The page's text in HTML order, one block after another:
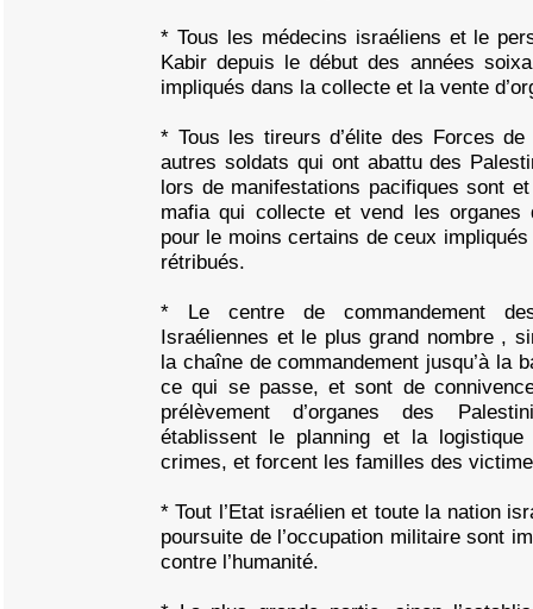
* Tous les médecins israéliens et le
Kabir depuis le début des années
impliqués dans la collecte et la vente
* Tous les tireurs d’élite des Forces
autres soldats qui ont abattu des
lors de manifestations pacifiques sont
mafia qui collecte et vend les organes
pour le moins certains de ceux
rétribués.
* Le centre de commandement
Israéliennes et le plus grand nombre ,
la chaîne de commandement jusqu’à la
ce qui se passe, et sont de
prélèvement d’organes des
établissent le planning et la
crimes, et forcent les familles des
* Tout l’Etat israélien et toute la nation
poursuite de l’occupation militaire sont
contre l’humanité.